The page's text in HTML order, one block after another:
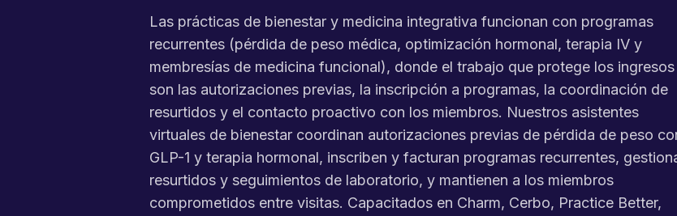
Las prácticas de bienestar y medicina integrativa funcionan con programas
recurrentes (pérdida de peso médica, optimización hormonal, terapia IV y
membresías de medicina funcional), donde el trabajo que protege los ingresos
son las autorizaciones previas, la inscripción a programas, la coordinación de
resurtidos y el contacto proactivo con los miembros. Nuestros asistentes
virtuales de bienestar coordinan autorizaciones previas de pérdida de peso
GLP-1 y terapia hormonal, inscriben y facturan programas recurrentes,
resurtidos y seguimientos de laboratorio, y mantienen a los miembros
comprometidos entre visitas. Capacitados en Charm, Cerbo, Practice Better,